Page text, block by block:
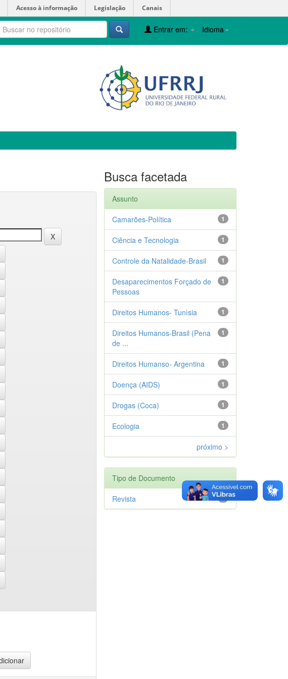
Acesso à informação Legislação Canais
Idioma
Entrar em:
Busca facetada
Assunto
1
Camarões-Política
1
Ciência e Tecnologia
1
Controle da Natalidade-Brasil
1
Desaparecimentos Forçado de
Pessoas
1
Direitos Humanos- Tunìsia
1
Direitos Humanos-Brasil (Pena
de ...
1
Direitos Humanso- Argentina
1
Doença (AIDS)
1
Drogas (Coca)
1
Ecologia
próximo >
Tipo de Documento
1
Revista